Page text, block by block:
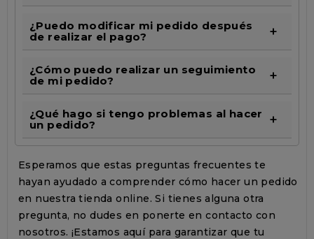
¿Puedo modificar mi pedido después
de realizar el pago?
¿Cómo puedo realizar un seguimiento
de mi pedido?
¿Qué hago si tengo problemas al hacer
un pedido?
Esperamos que estas preguntas frecuentes te
hayan ayudado a comprender cómo hacer un pedido
en nuestra tienda online. Si tienes alguna otra
pregunta, no dudes en ponerte en contacto con
nosotros. ¡Estamos aquí para garantizar que tu